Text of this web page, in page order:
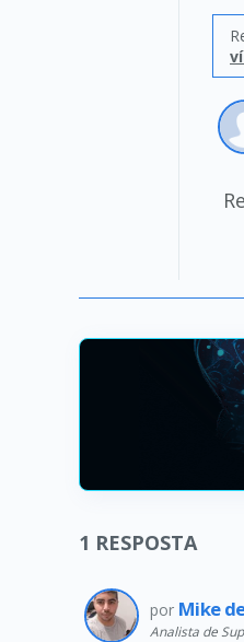
1 RESPOSTA
por Mike
Analista de